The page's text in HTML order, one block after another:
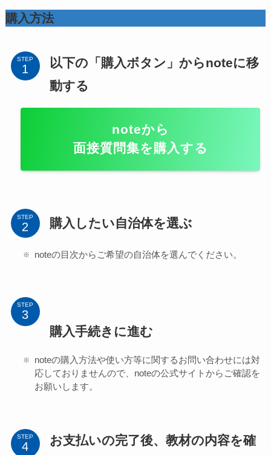
購入方法
STEP
以下の「購入ボタン」からnoteに移
動する
noteから
面接質問集を購入する
STEP 購入したい自治体を選ぶ
noteの目次からご希望の自治体を選んでください。
STEP
購入手続きに進む
noteの購入方法や使い方等に関するお問い合わせには対
応しておりませんので、noteの公式サイトからご確認を
お願いします。
STEP
お支払いの完了後、教材の内容を確